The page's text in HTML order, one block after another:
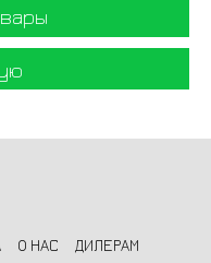
О НАС ДИЛЕРАМ